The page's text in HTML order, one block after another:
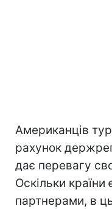
Американців
рахунок
дає перевагу
Оскільки
партнерами, в